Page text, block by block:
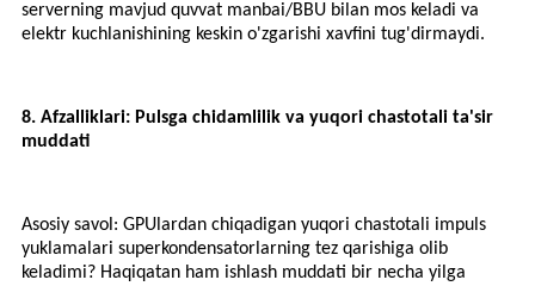
serverning mavjud quvvat manbai/BBU bilan mos keladi va
elektr kuchlanishining keskin o'zgarishi xavfini tug'dirmaydi.
8. Afzalliklari: Pulsga chidamlilik va yuqori chastotali ta'sir
muddati
Asosiy savol: GPUlardan chiqadigan yuqori chastotali impuls
yuklamalari superkondensatorlarning tez qarishiga olib
keladimi? Haqiqatan ham ishlash muddati bir necha yilga